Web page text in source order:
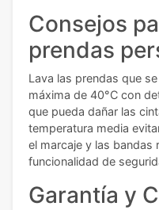
Consejos
prendas
Lava las prendas que
máxima de 40°C con
que pueda dañar las
temperatura media
el marcaje y las bandas
funcionalidad de
Garantía y